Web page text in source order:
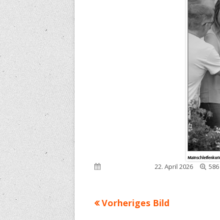
Veröffentlicht am22. April 2026
Vorheriges Bild